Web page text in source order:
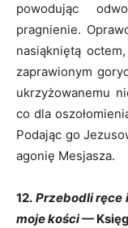
powodując
pragnienie.
nasiąkniętą
zaprawionym
ukrzyżowanemu
co dla
Podając go
agonię Mesjasza.
12. Przebodli ręce
moje kości—